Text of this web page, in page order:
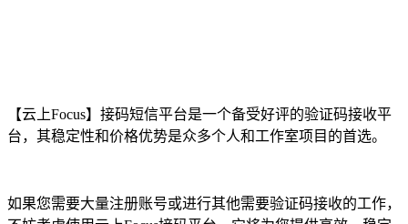
【云上Focus】接码短信平台是一个备受好评的验证码接收平
台，其稳定性和价格优势是众多个人和工作室项目的首选。
如果您需要大量注册账号或进行其他需要验证码接收的工作，